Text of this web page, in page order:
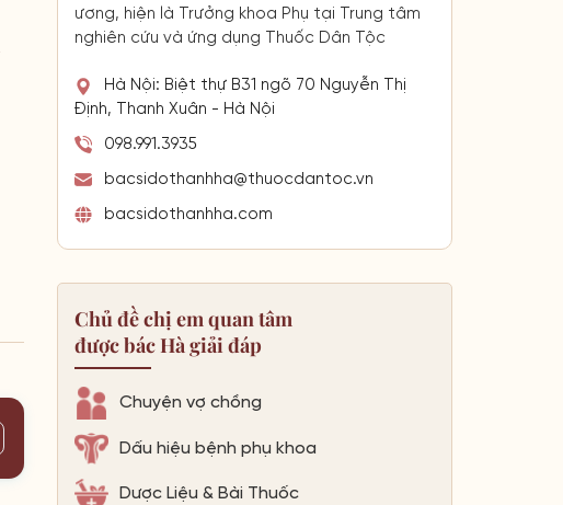
ương, hiện là Trưởng khoa Phụ tại Trung tâm
nghiên cứu và ứng dụng Thuốc Dân Tộc
Hà Nội: Biệt thự B31 ngõ 70 Nguyễn Thị
Định, Thanh Xuân - Hà Nội
098.991.3935
bacsidothanhha@thuocdantoc.vn
bacsidothanhha.com
Chủ đề chị em quan tâm
được bác Hà giải đáp
Chuyện vợ chồng
Dấu hiệu bệnh phụ khoa
Dược Liệu & Bài Thuốc